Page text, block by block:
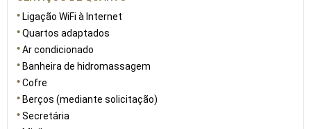
Ligação WiFi à Internet
Quartos adaptados
Ar condicionado
Banheira de hidromassagem
Cofre
Berços (mediante solicitação)
Secretária